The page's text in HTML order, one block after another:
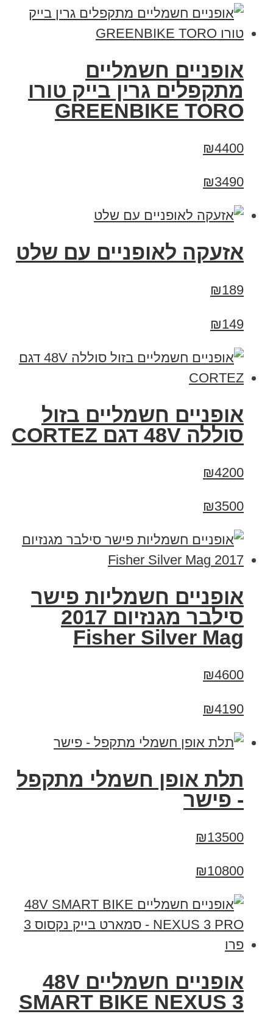
אופניים חשמליים
מתקפלים גרין בייק טורו
GREENBIKE TORO
₪4400
₪3490
אזעקה לאופניים עם שלט
₪189
₪149
אופניים חשמליים בזול
סוללה 48V דגם CORTEZ
₪4200
₪3500
אופניים חשמליות פישר
סילבר מגנזיום 2017
Fisher Silver Mag
₪4600
₪4190
תלת אופן חשמלי מתקפל
- פישר
₪13500
₪10800
אופניים חשמליים 48V
SMART BIKE NEXUS 3